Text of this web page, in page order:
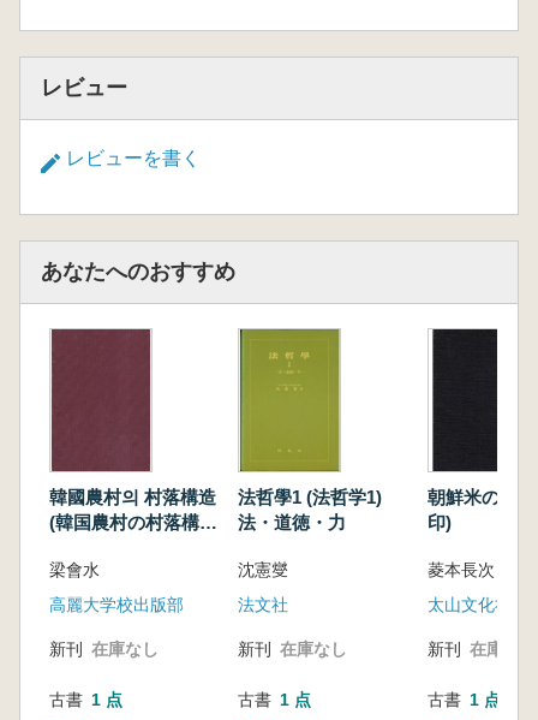
レビュー
レビューを書く
あなたへのおすすめ
韓國農村의 村落構造
(韓国農村の村落構
梁會水
高麗大学校出版部
新刊 在庫なし
古書 1 点
法哲學1 (法哲学1)
法・道徳・力
沈憲燮
法文社
新刊 在庫なし
古書 1 点
朝鮮米の研
印)
菱本長次
太山文化社
新刊 在庫なし
古書 1 点